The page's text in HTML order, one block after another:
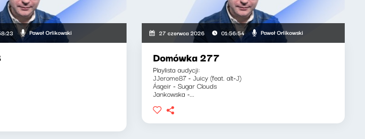
Paweł Orlikowski 27 czerwca 2026 01:56:54 Paweł Orlikowski
Domówka 277
Playlista audycji:
JJerome87 - Juicy (feat. alt-J)
Ásgeir - Sugar Clouds
Jankowska -...